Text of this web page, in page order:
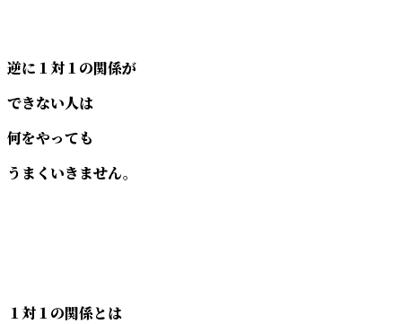
逆に１対１の関係が
できない人は
何をやっても
うまくいきません。
１対１の関係とは